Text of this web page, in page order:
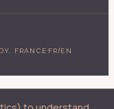
FRANCE·FR/EN